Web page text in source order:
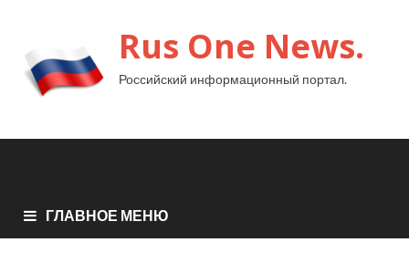
Rus One News.
Российский информационный портал.
ГЛАВНОЕ МЕНЮ